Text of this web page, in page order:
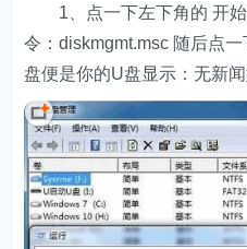
1、点一下左下角的 开
令：diskmgmt.msc 随后点
盘便是你的U盘显示：无新闻